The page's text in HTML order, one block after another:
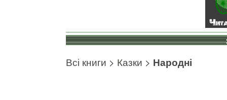
Всі книги > Казки > Народні